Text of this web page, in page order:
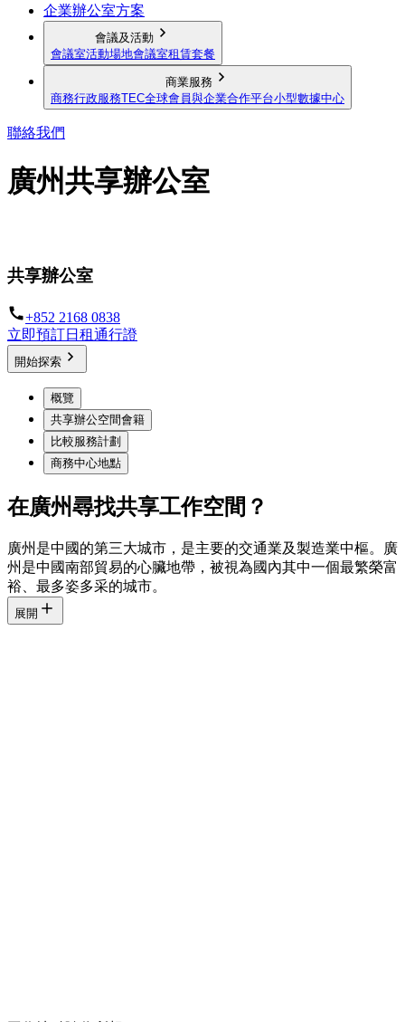
企業辦公室方案
會議及活動
會議室活動場地會議室租賃套餐
商業服務
商務行政服務TEC全球會員與企業合作平台小型數據中心
聯絡我們
廣州共享辦公室
共享辦公室
+852 2168 0838
立即預訂日租通行證
開始探索
概覽
共享辦公空間會籍
比較服務計劃
商務中心地點
在廣州尋找共享工作空間？
廣州是中國的第三大城市，是主要的交通業及製造業中樞。廣
州是中國南部貿易的心臟地帶，被視為國內其中一個最繁榮富
裕、最多姿多采的城市。
展開